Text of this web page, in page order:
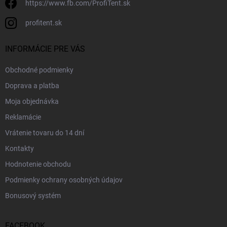
https://www.fb.com/ProfiTent.sk
profitent.sk
INFORMÁCIE PRE VÁS
Obchodné podmienky
Doprava a platba
Moja objednávka
Reklamácie
Vrátenie tovaru do 14 dní
Kontakty
Hodnotenie obchodu
Podmienky ochrany osobných údajov
Bonusový systém